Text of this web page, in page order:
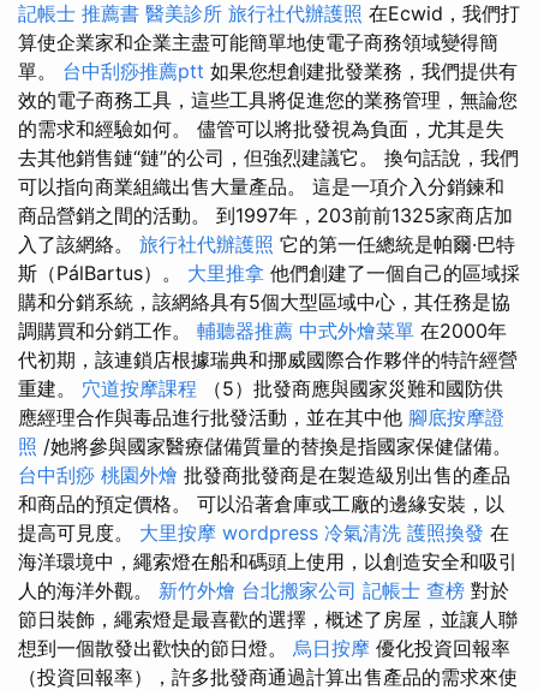
記帳士 推薦書 醫美診所 旅行社代辦護照 在Ecwid，我們打
算使企業家和企業主盡可能簡單地使電子商務領域變得簡
單。 台中刮痧推薦ptt 如果您想創建批發業務，我們提供有
效的電子商務工具，這些工具將促進您的業務管理，無論您
的需求和經驗如何。 儘管可以將批發視為負面，尤其是失
去其他銷售鏈“鏈”的公司，但強烈建議它。 換句話說，我們
可以指向商業組織出售大量產品。 這是一項介入分銷鍊和
商品營銷之間的活動。 到1997年，203前前1325家商店加
入了該網絡。 旅行社代辦護照 它的第一任總統是帕爾·巴特
斯（PálBartus）。 大里推拿 他們創建了一個自己的區域採
購和分銷系統，該網絡具有5個大型區域中心，其任務是協
調購買和分銷工作。 輔聽器推薦 中式外燴菜單 在2000年
代初期，該連鎖店根據瑞典和挪威國際合作夥伴的特許經營
重建。 穴道按摩課程 （5）批發商應與國家災難和國防供
應經理合作與毒品進行批發活動，並在其中他 腳底按摩證
照 /她將參與國家醫療儲備質量的替換是指國家保健儲備。
台中刮痧 桃園外燴 批發商批發商是在製造級別出售的產品
和商品的預定價格。 可以沿著倉庫或工廠的邊緣安裝，以
提高可見度。 大里按摩 wordpress 冷氣清洗 護照換發 在
海洋環境中，繩索燈在船和碼頭上使用，以創造安全和吸引
人的海洋外觀。 新竹外燴 台北搬家公司 記帳士 查榜 對於
節日裝飾，繩索燈是最喜歡的選擇，概述了房屋，並讓人聯
想到一個散發出歡快的節日燈。 烏日按摩 優化投資回報率
（投資回報率），許多批發商通過計算出售產品的需求來使